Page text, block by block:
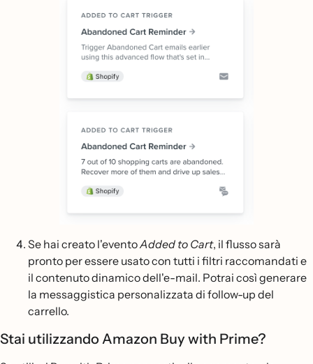
Se hai creato l'eventoAdded to Cart, il flusso sarà
pronto per essere usato con tutti i filtri raccomandati e
il contenuto dinamico dell'e-mail. Potrai così generare
la messaggistica personalizzata di follow-up del
carrello.
Stai utilizzando Amazon Buy with Prime?